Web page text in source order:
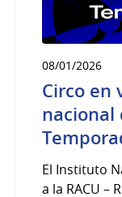
08/01/2026
Circo en
nacional
El Instituto
a la RACU –